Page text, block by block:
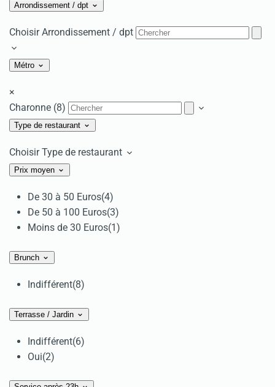
Arrondissement / dpt
Choisir Arrondissement / dpt
Métro
×
Charonne (8)
Type de restaurant
Choisir Type de restaurant
Prix moyen
De 30 à 50 Euros(4)
De 50 à 100 Euros(3)
Moins de 30 Euros(1)
Brunch
Indifférent(8)
Terrasse / Jardin
Indifférent(6)
Oui(2)